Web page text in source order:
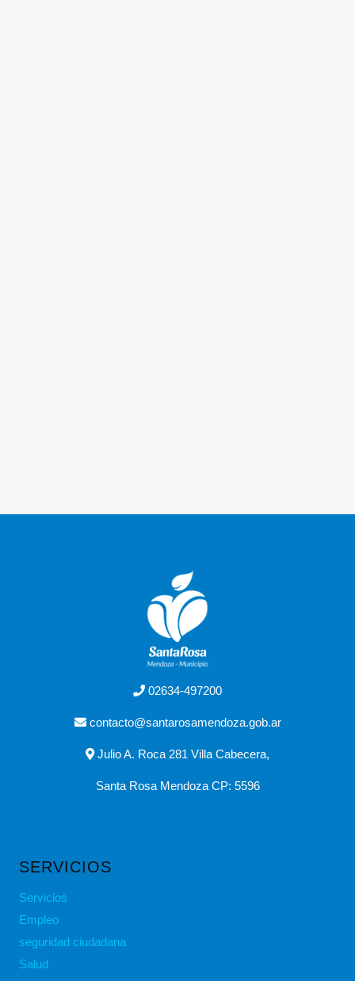
02634-497200
contacto@santarosamendoza.gob.ar
Julio A. Roca 281 Villa Cabecera,
Santa Rosa Mendoza CP: 5596
SERVICIOS
Servicios
Empleo
seguridad ciudadana
Salud